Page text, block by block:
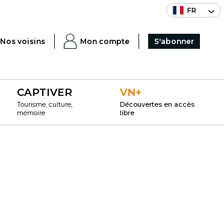
FR
Nos voisins Mon compte S'abonner
CAPTIVER
Tourisme, culture,
mémoire
VN+
Découvertes en accès
libre